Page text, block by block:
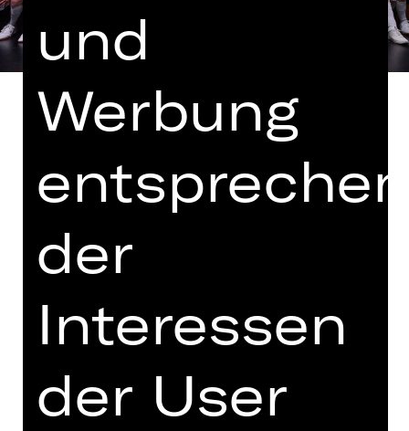
In Kooperation mit dem 1. FC
Nürnberg
mit freundlicher Erlaubnis des Verlags
starfruit publications
Uraufführung
Hinweis auf sensible Inhalte
1933 erhält Franz Anton Salomon
einen Brief vom 1. FC Nürnberg, in
und
Werbung
der
Interessen
der User